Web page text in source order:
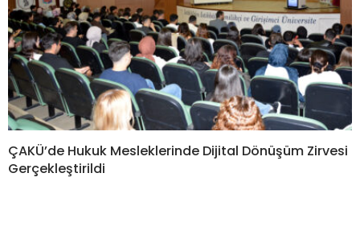
ÇAKÜ’de Hukuk Mesleklerinde Dijital Dönüşüm Zirvesi
Gerçekleştirildi